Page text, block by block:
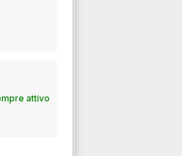
attivo
non